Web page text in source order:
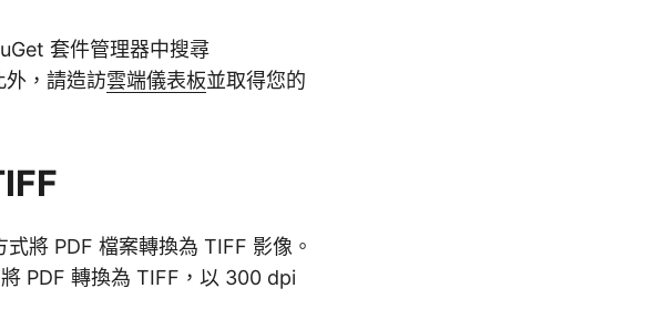
套件管理器中搜尋
外，請造訪雲端儀表板並取得您的
將 PDF 檔案轉換為 TIFF 影像。
PDF 轉換為 TIFF，以 300 dpi